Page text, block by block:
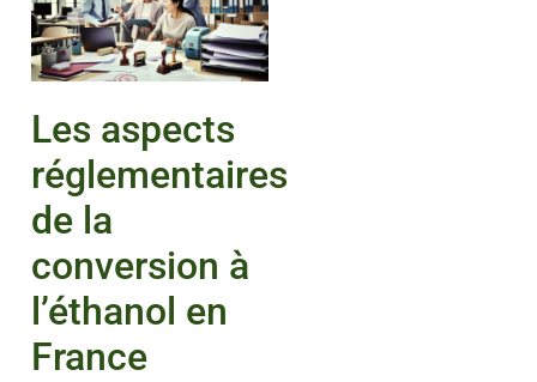
Les aspects
réglementaires
de la
conversion à
l’éthanol en
France